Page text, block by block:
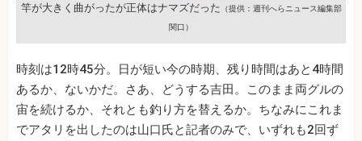
竿が大きく曲がったが正体はナマズだった （提供：週刊へらニュース編集部
関口）
時刻は12時45分。日が短い今の時期、残り時間はあと4時間
あるか、ないかだ。さあ、どうする吉田。このまま両グルの
宙を続けるか、それとも釣り方を替えるか。ちなみにこれま
でアタリを出したのは山口氏と記者のみで、いずれも2回ず